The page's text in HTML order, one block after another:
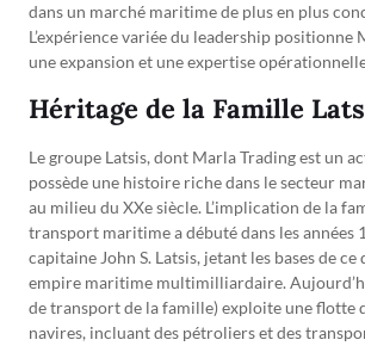
dans un marché maritime de plus en plus
L’expérience variée du leadership positionne
une expansion et une expertise
Héritage de la Famille
Le groupe Latsis, dont Marla Trading est un
possède une histoire riche dans le secteur
au milieu du XXe siècle. L’implication de la
transport maritime a débuté dans les années
capitaine John S. Latsis, jetant les bases de
empire maritime multimilliardaire.
de transport de la famille) exploite une flotte
navires, incluant des pétroliers et des